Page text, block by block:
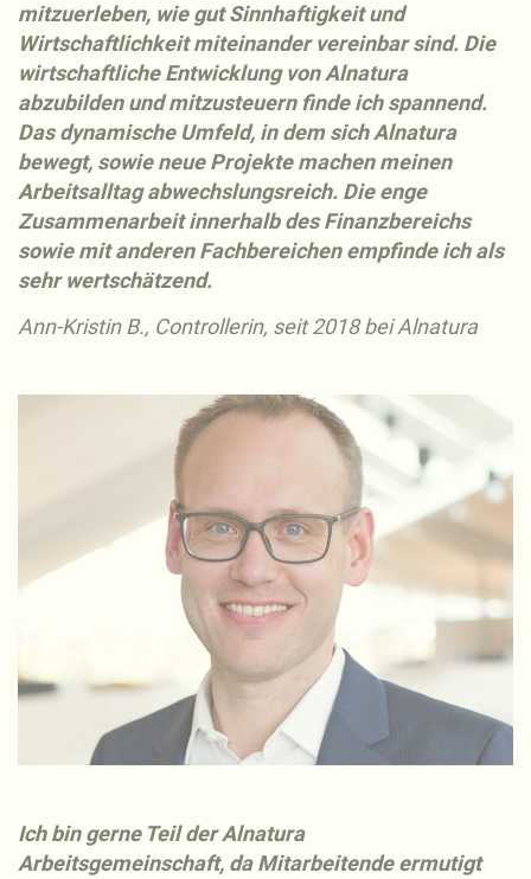
mitzuerleben, wie gut Sinnhaftigkeit und
Wirtschaftlichkeit miteinander vereinbar sind. Die
wirtschaftliche Entwicklung von Alnatura
abzubilden und mitzusteuern finde ich spannend.
Das dynamische Umfeld, in dem sich Alnatura
bewegt, sowie neue Projekte machen meinen
Arbeitsalltag abwechslungsreich. Die enge
Zusammenarbeit innerhalb des Finanzbereichs
sowie mit anderen Fachbereichen empfinde ich als
sehr wertschätzend.
Ann-Kristin B., Controllerin, seit 2018 bei Alnatura
Ich bin gerne Teil der Alnatura
Arbeitsgemeinschaft, da Mitarbeitende ermutigt